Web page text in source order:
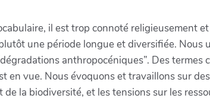
il est trop connoté religieusement
une période longue et diversifiée.
anthropocéniques”. Des termes
en vue. Nous évoquons et travaillons sur
la biodiversité, et les tensions sur les